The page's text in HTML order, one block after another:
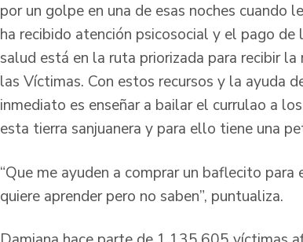
por un golpe en una de esas noches cuando
ha recibido atención psicosocial y el pago
salud está en la ruta priorizada para recibir
las Víctimas. Con estos recursos y la ayuda
inmediato es enseñar a bailar el currulao a
esta tierra sanjuanera y para ello tiene una
“Que me ayuden a comprar un baflecito
quiere aprender pero no saben”, puntualiza.